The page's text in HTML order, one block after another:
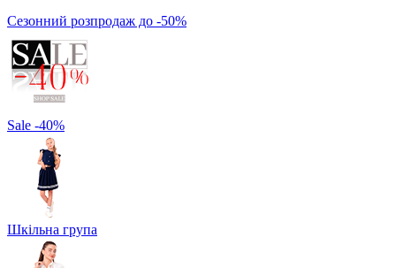
Сезонний розпродаж до -50%
Sale -40%
Шкільна група